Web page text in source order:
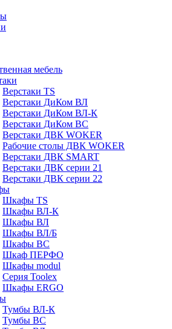
мебель
Верстаки TS
Верстаки ДиКом ВЛ
Верстаки ДиКом ВЛ-К
Верстаки ДиКом ВС
Верстаки ДВК WOKER
Рабочие столы ДВК WOKER
Верстаки ДВК SMART
Верстаки ДВК серии 21
Верстаки ДВК серии 22
Шкафы TS
Шкафы ВЛ-К
Шкафы ВЛ
Шкафы ВЛ/Б
Шкафы ВС
Шкаф ПЕРФО
Шкафы modul
Серия Toolex
Шкафы ERGO
Тумбы ВЛ-К
Тумбы ВС